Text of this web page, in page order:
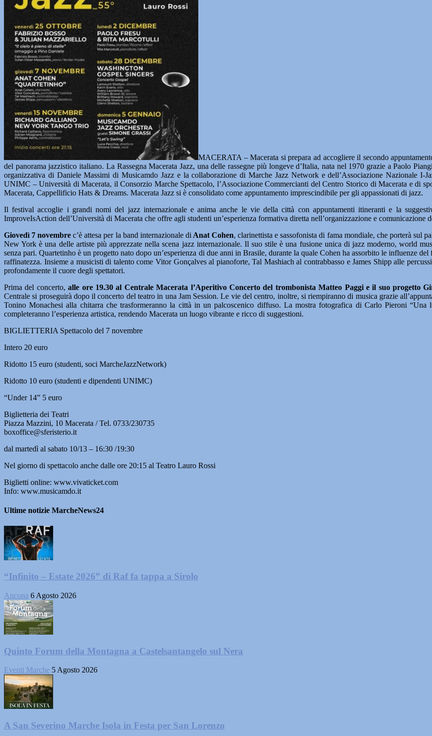
MACERATA – Macerata si prepara ad accogliere il secondo
del panorama jazzistico italiano. La Rassegna Macerata Jazz, una delle rassegne più longeve d’Italia, nata nel 1970 grazie a Paolo
organizzativa di Daniele Massimi di Musicamdo Jazz e la collaborazione di Marche Jazz Network e dell’Associazione Nazionale
UNIMC – Università di Macerata, il Consorzio Marche Spettacolo, l’Associazione Commercianti del Centro Storico di Macerata e di
Macerata, Cappellificio Hats & Dreams. Macerata Jazz si è consolidato come appuntamento imprescindibile per gli appassionati di jazz.
Il festival accoglie i grandi nomi del jazz internazionale e anima anche le vie della città con appuntamenti itineranti e la
ImproveIsAction dell’Università di Macerata che offre agli studenti un’esperienza formativa diretta nell’organizzazione e comunicazione
Giovedì 7 novembre c’è attesa per la band internazionale di Anat Cohen, clarinettista e sassofonista di fama mondiale, che porterà sul
New York è una delle artiste più apprezzate nella scena jazz internazionale. Il suo stile è una fusione unica di jazz moderno, world
senza pari. Quartetinho è un progetto nato dopo un’esperienza di due anni in Brasile, durante la quale Cohen ha assorbito le influenze
raffinatezza. Insieme a musicisti di talento come Vitor Gonçalves al pianoforte, Tal Mashiach al contrabbasso e James Shipp alle
profondamente il cuore degli spettatori.
Prima del concerto, alle ore 19.30 al Centrale Macerata l’Aperitivo Concerto del trombonista Matteo Paggi e il suo progetto
Centrale si proseguirà dopo il concerto del teatro in una Jam Session. Le vie del centro, inoltre, si riempiranno di musica grazie
Tonino Monachesi alla chitarra che trasformeranno la città in un palcoscenico diffuso. La mostra fotografica di Carlo Pieroni
completeranno l’esperienza artistica, rendendo Macerata un luogo vibrante e ricco di suggestioni.
BIGLIETTERIA Spettacolo del 7 novembre
Intero 20 euro
Ridotto 15 euro (studenti, soci MarcheJazzNetwork)
Ridotto 10 euro (studenti e dipendenti UNIMC)
“Under 14” 5 euro
Biglietteria dei Teatri
Piazza Mazzini, 10 Macerata / Tel. 0733/230735
boxoffice@sferisterio.it
dal martedì al sabato 10/13 – 16:30 /19:30
Nel giorno di spettacolo anche dalle ore 20:15 al Teatro Lauro Rossi
Biglietti online: www.vivaticket.com
Info: www.musicamdo.it
Ultime notizie MarcheNews24
“Infinito – Estate 2026” di Raf fa tappa a Sirolo
Ancona 6 Agosto 2026
Quinto Forum della Montagna a Castelsantangelo sul Nera
Eventi Marche 5 Agosto 2026
A San Severino Marche Isola in Festa per San Lorenzo